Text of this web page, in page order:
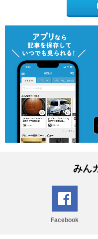
みん
Facebook